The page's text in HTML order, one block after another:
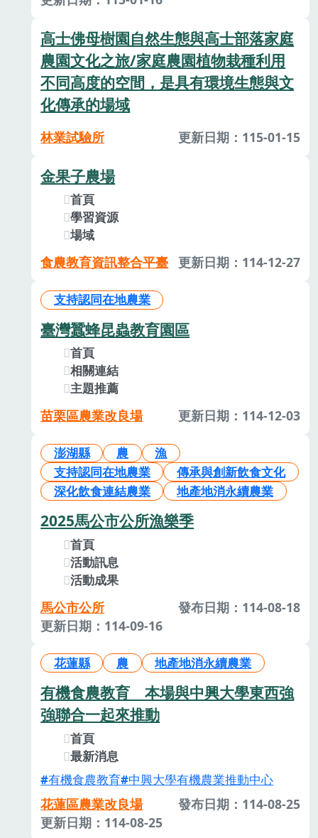
高士佛母樹園自然生態與高士部落家庭
農園文化之旅/家庭農園植物栽種利用
不同高度的空間，是具有環境生態與文
化傳承的場域
林業試驗所 更新日期：115-01-15
金果子農場
首頁
學習資源
場域
食農教育資訊整合平臺 更新日期：114-12-27
支持認同在地農業
臺灣蠶蜂昆蟲教育園區
首頁
相關連結
主題推薦
苗栗區農業改良場 更新日期：114-12-03
澎湖縣 農
漁
支持認同在地農業
傳承與創新飲食文化
深化飲食連結農業
地產地消永續農業
2025馬公市公所漁樂季
首頁
活動訊息
活動成果
馬公市公所
發布日期：114-08-18
更新日期：114-09-16
花蓮縣 農 地產地消永續農業
有機食農教育 本場與中興大學東西強
強聯合一起來推動
首頁
最新消息
有機食農教育 中興大學有機農業推動中心
花蓮區農業改良場
發布日期：114-08-25
更新日期：114-08-25